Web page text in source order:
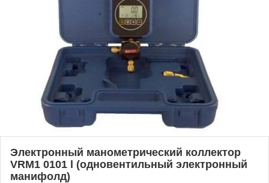
Электронный манометрический коллектор
VRM1 0101 l (одновентильный электронный
манифолд)